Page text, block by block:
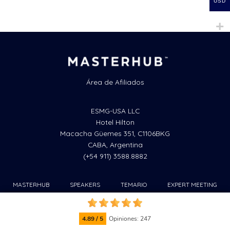
Área de Afiliados
ESMG-USA LLC
Hotel Hilton
Macacha Güemes 351, C1106BKG
CABA, Argentina
(+54 911) 3588.8882
MASTERHUB SPEAKERS TEMARIO
EXPERT MEETING
4.89 / 5 Opiniones: 247